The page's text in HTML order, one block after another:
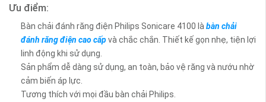
Ưu điểm:
Bàn chải đánh răng điện Philips Sonicare 4100 là bàn chải
đánh răng điện cao cấpvà chắc chắn. Thiết kế gọn nhẹ, tiện lợi
linh động khi sử dụng.
Sản phẩm dễ dàng sử dụng, an toàn, bảo vệ răng và nướu nhờ
cảm biến áp lực.
Tương thích với mọi đầu bàn chải Philips.